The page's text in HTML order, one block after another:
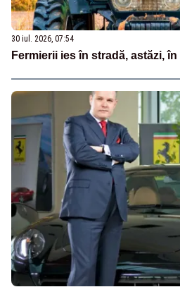
30 iul. 2026, 07:54
Fermierii ies în stradă, astăzi,